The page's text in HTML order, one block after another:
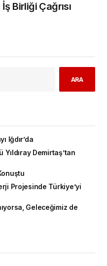
Birliği Çağrısı
ARA
Iğdır’da
Demirtaş’tan
Projesinde Türkiye’yi
Geleceğimiz de